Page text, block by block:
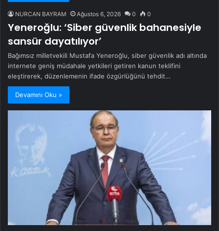
NURCAN BAYRAM Ağustos 6, 2026 0 0
Yeneroğlu: ‘Siber güvenlik bahanesiyle
sansür dayatılıyor’
Bağımsız milletvekili Mustafa Yeneroğlu, siber güvenlik adı altında
internete geniş müdahale yetkileri getiren kanun teklifini
eleştirerek, düzenlemenin ifade özgürlüğünü tehdit…
Devamını Oku »